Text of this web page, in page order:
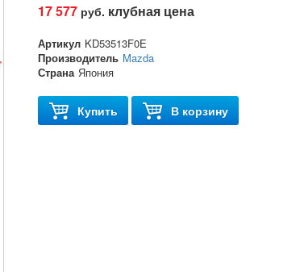
17 577 руб. клубная цена
Артикул KD53513F0E
Производитель Mazda
Страна Япония
Купить В корзину